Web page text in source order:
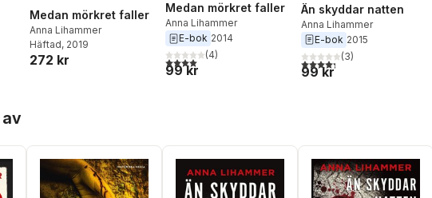
Medan mörkret faller
Anna Lihammer
Häftad, 2019
272 kr
Medan mörkret faller
Anna Lihammer
E-bok 2014
4,0utav 5 stjärnor. Totalt antal röster:
(4)
99 kr
Än skyddar natten
Anna Lihammer
E-bok 2015
4,3utav 5 stjärnor. Totalt
(3)
99 kr